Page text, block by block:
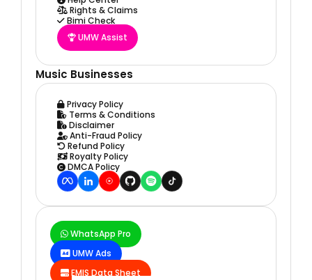
 Rights & Claims
 Bimi Check
 UMW Assist
Music Businesses
 Privacy Policy
 Terms & Conditions
 Disclaimer
 Anti-Fraud Policy
 Refund Policy
Royalty Policy
 DMCA Policy
 WhatsApp Pro
 UMW Ads
 EMIS Data Sheet